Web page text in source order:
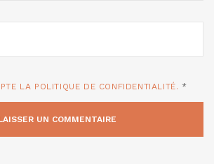
LA POLITIQUE DE CONFIDENTIALITÉ. *